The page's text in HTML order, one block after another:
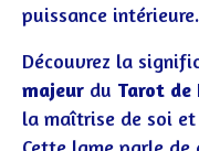
puissance intérieure.
Découvrez la
majeur du Tarot
la maîtrise de soi et